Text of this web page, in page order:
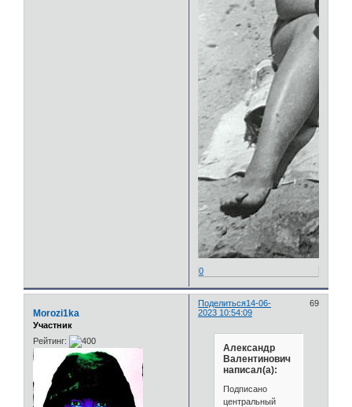
0
Поделиться 69
14-06-
2023 10:54:09
Morozi1ka
Участник
Рейтинг:
Александр
Валентинович
написал(а):
Подписано
центральный